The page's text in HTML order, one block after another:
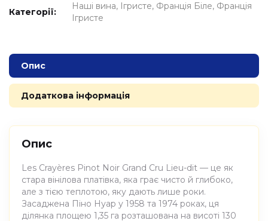
Категорії:
Наші вина Ігристе Франція Біле Франція
Ігристе
Опис
Додаткова інформація
Опис
Les Crayères Pinot Noir Grand Cru Lieu-dit — це як
стара вінілова платівка, яка грає чисто й глибоко,
але з тією теплотою, яку дають лише роки.
Засаджена Піно Нуар у 1958 та 1974 роках, ця
ділянка площею 1,35 га розташована на висоті 130